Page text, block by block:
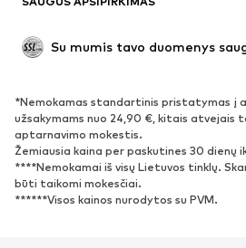
Proginiai
BATAI
Naujienos
Sportbačiai
Batai su kulniukais
Auliniai
Su mumis tavo duomenys
*Nemokamas standartinis pristatymas į
užsakymams nuo 24,90 €, kitais atvejais
aptarnavimo mokestis.
Žemiausia kaina per paskutines 30 dienų
****Nemokamai iš visų Lietuvos tinklų.
būti taikomi mokesčiai.
******Visos kainos nurodytos su PVM.